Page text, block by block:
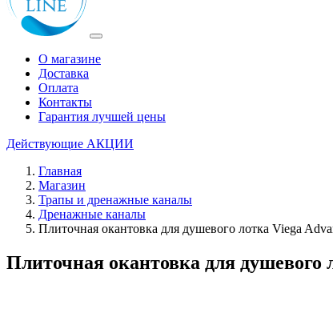
О магазине
Доставка
Оплата
Контакты
Гарантия лучшей цены
Действующие АКЦИИ
Главная
Магазин
Трапы и дренажные каналы
Дренажные каналы
Плиточная окантовка для душевого лотка Viega
Плиточная окантовка для душевого